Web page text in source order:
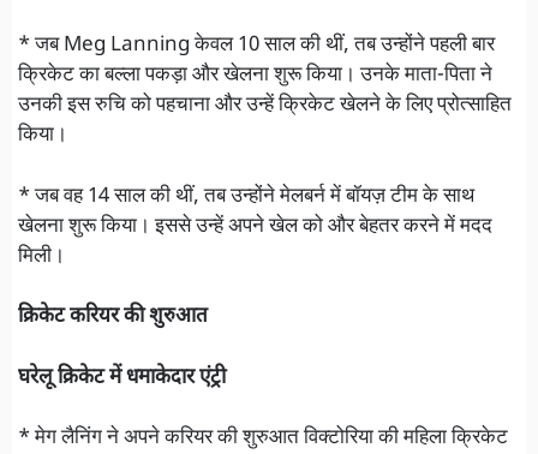
* जब Meg Lanning केवल 10 साल की थीं, तब उन्होंने पहली बार
क्रिकेट का बल्ला पकड़ा और खेलना शुरू किया। उनके माता-पिता ने
उनकी इस रुचि को पहचाना और उन्हें क्रिकेट खेलने के लिए प्रोत्साहित
किया।
* जब वह 14 साल की थीं, तब उन्होंने मेलबर्न में बॉयज़ टीम के साथ
खेलना शुरू किया। इससे उन्हें अपने खेल को और बेहतर करने में मदद
मिली।
क्रिकेट करियर की शुरुआत
घरेलू क्रिकेट में धमाकेदार एंट्री
* मेग लैनिंग ने अपने करियर की शुरुआत विक्टोरिया की महिला क्रिकेट